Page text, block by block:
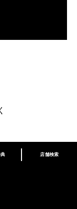
ティ プログ
店舗検索